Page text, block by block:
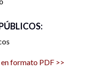
formato PDF >>